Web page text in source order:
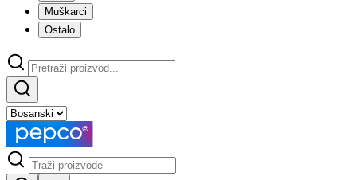
Muškarci
Ostalo